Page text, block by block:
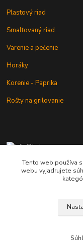
Plastový riad
Smaltovaný riad
Varenie a pečenie
Horáky
Korenie - Paprika
Rošty na grilovanie
+421
od 8:00 - do
Copyright © 2017-
Tento web používa
webu vyjadrujete